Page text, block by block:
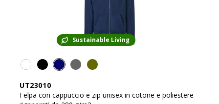
Sustainable Living
UT23010
Felpa con cappuccio e zip unisex in cotone e poliestere